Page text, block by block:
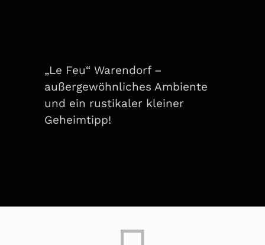
„Le Feu“ Warendorf –
außergewöhnliches Ambiente
und ein rustikaler kleiner
Geheimtipp!